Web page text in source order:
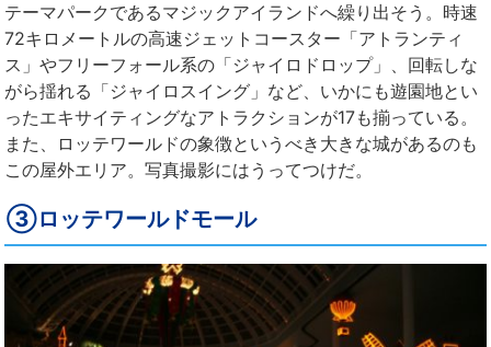
テーマパークであるマジックアイランドへ繰り出そう。時速
72キロメートルの高速ジェットコースター「アトランティ
ス」やフリーフォール系の「ジャイロドロップ」、回転しな
がら揺れる「ジャイロスイング」など、いかにも遊園地とい
ったエキサイティングなアトラクションが17も揃っている。
また、ロッテワールドの象徴というべき大きな城があるのも
この屋外エリア。写真撮影にはうってつけだ。
③ロッテワールドモール